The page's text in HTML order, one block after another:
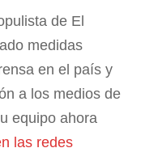
de El
medidas
en el país y
a los medios de
equipo ahora
las redes